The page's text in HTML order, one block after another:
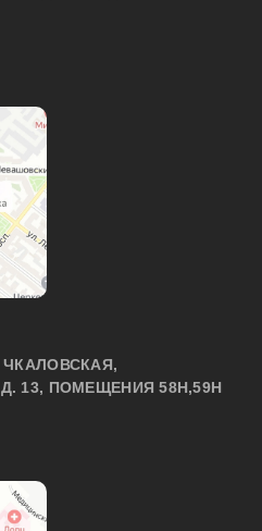
ЧКАЛОВСКАЯ,
13, ПОМЕЩЕНИЯ 58Н,59Н